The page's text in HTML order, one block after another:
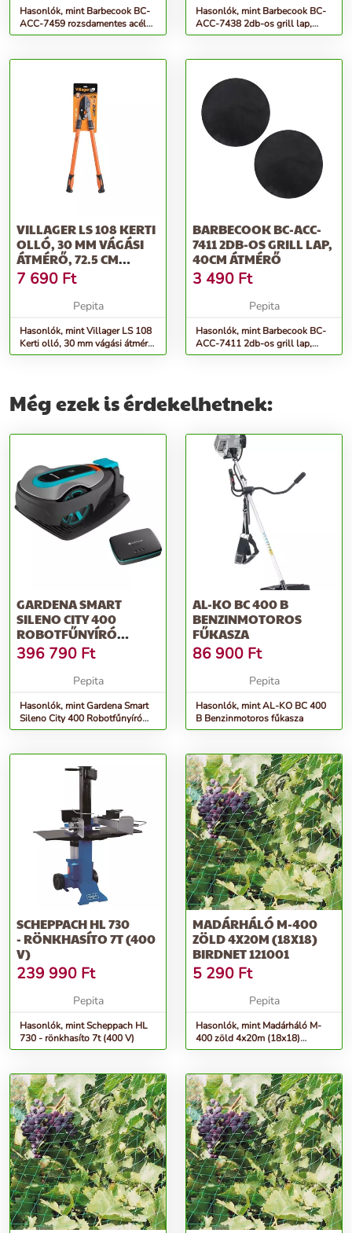
Hasonlók, mint Barbecook BC-
ACC-7459 rozsdamentes acél
sütőrács, 50cm átmérő
Hasonlók, mint Barbecook BC-
ACC-7438 2db-os grill lap,
32cm átmérő
VILLAGER LS 108 KERTI
OLLÓ, 30 MM VÁGÁSI
ÁTMÉRŐ, 72.5 CM
HOSSZÚSÁ...
7 690 Ft
Pepita
Hasonlók, mint Villager LS 108
Kerti olló, 30 mm vágási átmérő,
72.5 cm hosszúsá...
BARBECOOK BC-ACC-
7411 2DB-OS GRILL LAP,
40CM ÁTMÉRŐ
3 490 Ft
Pepita
Hasonlók, mint Barbecook BC-
ACC-7411 2db-os grill lap,
40cm átmérő
Még ezek is érdekelhetnek:
GARDENA SMART
SILENO CITY 400
ROBOTFŰNYÍRÓ
KÉSZLET 400 M2
396 790 Ft
Pepita
Hasonlók, mint Gardena Smart
Sileno City 400 Robotfűnyíró
készlet 400 m2
AL-KO BC 400 B
BENZINMOTOROS
FŰKASZA
86 900 Ft
Pepita
Hasonlók, mint AL-KO BC 400
B Benzinmotoros fűkasza
SCHEPPACH HL 730
- RÖNKHASÍTO 7T (400
V)
239 990 Ft
Pepita
Hasonlók, mint Scheppach HL
730 - rönkhasíto 7t (400 V)
MADÁRHÁLÓ M-400
ZÖLD 4X20M (18X18)
BIRDNET 121001
5 290 Ft
Pepita
Hasonlók, mint Madárháló M-
400 zöld 4x20m (18x18)
Birdnet 121001